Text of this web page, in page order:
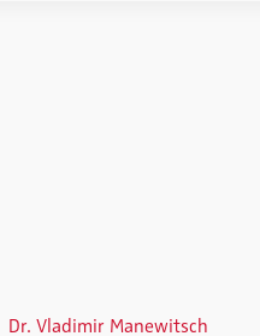
Dr. Vladimir Manewitsch